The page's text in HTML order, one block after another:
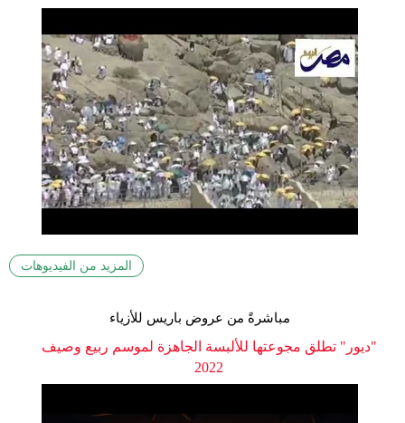
المزيد من الفيديوهات
مباشرةً من عروض باريس للأزياء
"ديور" تطلق مجوعتها للألبسة الجاهزة لموسم ربيع وصيف
2022